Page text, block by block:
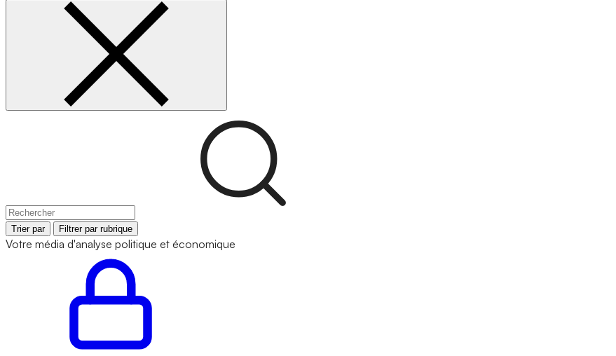
Trier par Filtrer par rubrique
Votre média d'analyse politique et économique